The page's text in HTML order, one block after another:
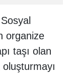
organize
taşı olan